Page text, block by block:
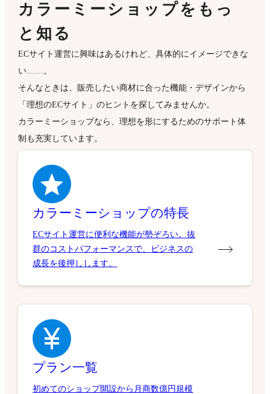
カラーミーショップをもっ
と知る
ECサイト運営に興味はあるけれど、具体的にイメージできな
い……。
そんなときは、販売したい商材に合った機能・デザインから
「理想のECサイト」のヒントを探してみませんか。
カラーミーショップなら、理想を形にするためのサポート体
制も充実しています。
カラーミーショップの特長
ECサイト運営に便利な機能が勢ぞろい。抜
群のコストパフォーマンスで、ビジネスの
成長を後押しします。
プラン一覧
初めてのショップ開設から月商数億円規模